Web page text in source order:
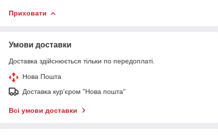
Приховати
Умови доставки
Доставка здійснюється тільки по передоплаті.
Нова Пошта
Доставка кур'єром "Нова пошта"
Всі умови доставки